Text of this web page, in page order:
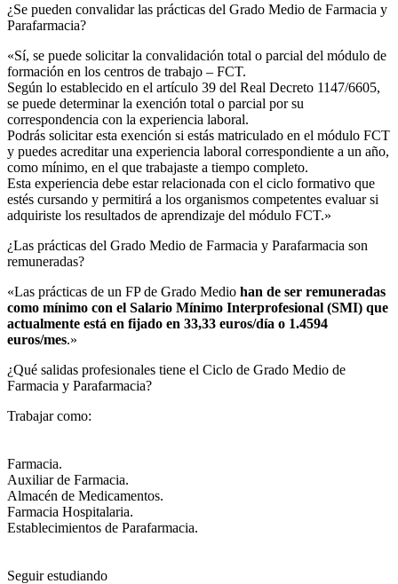
¿Se pueden convalidar las prácticas del Grado Medio de Farmacia y
Parafarmacia?​
«Sí, se puede solicitar la convalidación total o parcial del módulo de
formación en los centros de trabajo – FCT.
Según lo establecido en el artículo 39 del Real Decreto 1147/6605,
se puede determinar la exención total o parcial por su
correspondencia con la experiencia laboral.
Podrás solicitar esta exención si estás matriculado en el módulo FCT
y puedes acreditar una experiencia laboral correspondiente a un año,
como mínimo, en el que trabajaste a tiempo completo.
Esta experiencia debe estar relacionada con el ciclo formativo que
estés cursando y permitirá a los organismos competentes evaluar si
adquiriste los resultados de aprendizaje del módulo FCT.»
¿Las prácticas del Grado Medio de Farmacia y Parafarmacia son
remuneradas?​
«Las prácticas de un FP de Grado Medio han de ser remuneradas
como mínimo con el Salario Mínimo Interprofesional (SMI) que
actualmente está en fijado en 33,33 euros/día o 1.4594
euros/mes.»
¿Qué salidas profesionales tiene el Ciclo de Grado Medio de
Farmacia y Parafarmacia?​
Trabajar como:
Farmacia.
Auxiliar de Farmacia.
Almacén de Medicamentos.
Farmacia Hospitalaria.
Establecimientos de Parafarmacia.
Seguir estudiando